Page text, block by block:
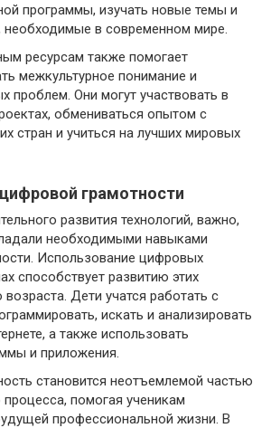
программы, изучать новые темы и
необходимые в современном мире.
ресурсам также помогает
межкультурное понимание и
проблем. Они могут участвовать в
обмениваться опытом с
стран и учиться на лучших мировых
грамотности
развития технологий, важно,
необходимыми навыками
Использование цифровых
способствует развитию этих
Дети учатся работать с
искать и анализировать
а также использовать
и приложения.
становится неотъемлемой частью
помогая ученикам
профессиональной жизни. В